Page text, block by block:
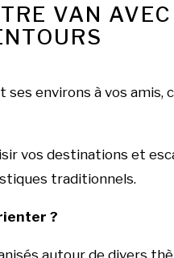
VAN
ses environs à vos amis,
vos destinations et
traditionnels.
?